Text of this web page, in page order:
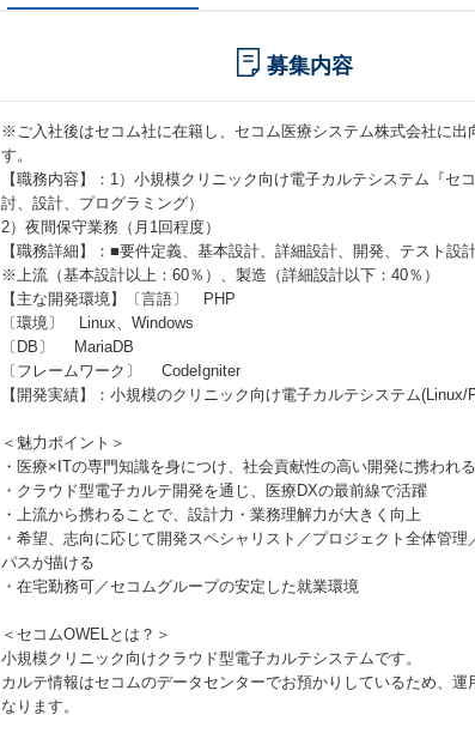
募集内容
※ご入社後はセコム社に在籍し、セコム医療システム株式会社に
す。
【職務内容】：1）小規模クリニック向け電子カルテシステム『セ
討、設計、プログラミング）
2）夜間保守業務（月1回程度）
【職務詳細】：■要件定義、基本設計、詳細設計、開発、テスト設
※上流（基本設計以上：60％）、製造（詳細設計以下：40％）
【主な開発環境】〔言語〕 PHP
〔環境〕 Linux、Windows
〔DB〕 MariaDB
〔フレームワーク〕 CodeIgniter
【開発実績】：小規模のクリニック向け電子カルテシステム
＜魅力ポイント＞
・医療×ITの専門知識を身につけ、社会貢献性の高い開発に携われる
・クラウド型電子カルテ開発を通じ、医療DXの最前線で活躍
・上流から携わることで、設計力・業務理解力が大きく向上
・希望、志向に応じて開発スペシャリスト／プロジェクト全体管
パスが描ける
・在宅勤務可／セコムグループの安定した就業環境
＜セコムOWELとは？＞
小規模クリニック向けクラウド型電子カルテシステムです。
カルテ情報はセコムのデータセンターでお預かりしているため、
なります。